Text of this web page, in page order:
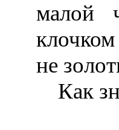
малой
не
Как